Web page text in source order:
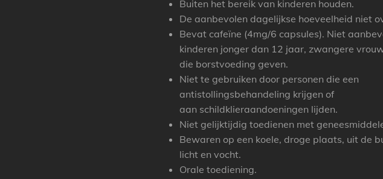
Buiten het bereik van kinderen houden.
De aanbevolen dagelijkse hoeveelheid niet
Bevat cafeïne (4mg/6 capsules). Niet
kinderen jonger dan 12 jaar, zwangere
die borstvoeding geven.
Niet te gebruiken door personen die een
antistollingsbehandeling krijgen of
aan schildklieraandoeningen lijden.
Niet gelijktijdig toedienen met
Bewaren op een koele, droge plaats, uit de
licht en vocht.
Orale toediening.